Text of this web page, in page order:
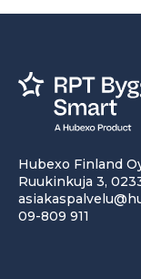
Hubexo Finland
Ruukinkuja 3,
09-809 911